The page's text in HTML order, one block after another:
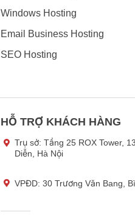
Windows Hosting
Email Business Hosting
SEO Hosting
HỖ TRỢ KHÁCH HÀNG
Trụ sở: Tầng 25 ROX Tower,
Diễn, Hà Nội
VPĐD: 30 Trương Văn Bang,